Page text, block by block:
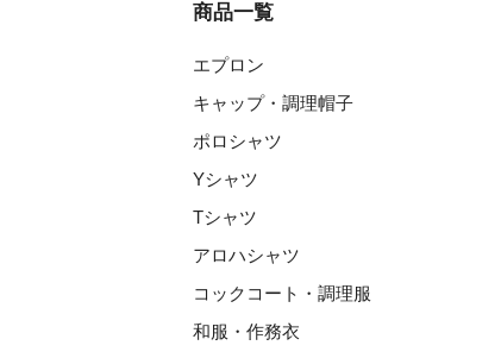
商品一覧
エプロン
キャップ・調理帽子
ポロシャツ
Yシャツ
Tシャツ
アロハシャツ
コックコート・調理服
和服・作務衣